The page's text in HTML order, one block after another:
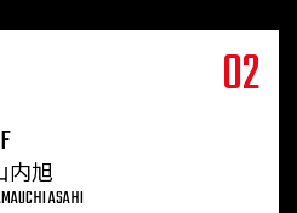
02
内旭
ASAHI